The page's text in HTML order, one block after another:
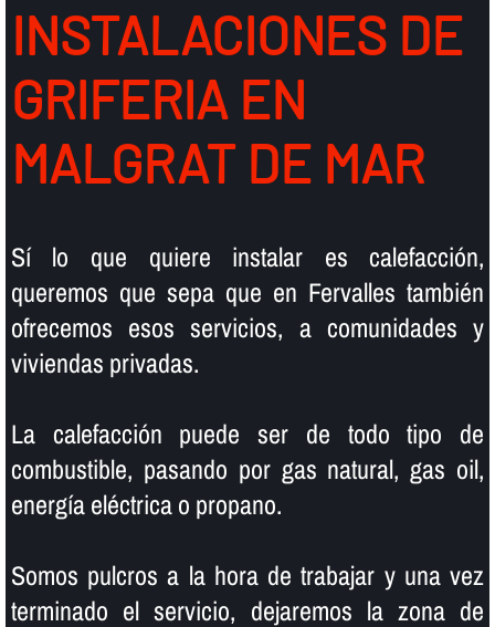
INSTALACIONES DE
GRIFERIA EN
MALGRAT DE MAR
Sí­ lo que quiere instalar es calefacción,
queremos que sepa que en Fervalles también
ofrecemos esos servicios, a comunidades y
viviendas privadas.
La calefacción puede ser de todo tipo de
combustible, pasando por gas natural, gas oil,
energí­a eléctrica o propano.
Somos pulcros a la hora de trabajar y una vez
terminado el servicio, dejaremos la zona de